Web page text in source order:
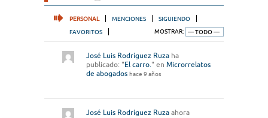
PERSONAL MENCIONES
SIGUIENDO
FAVORITOS
MOSTRAR:
José Luis Rodríguez Ruza ha
publicado: "El carro. " en Microrrelatos
de abogados hace 9 años
José Luis Rodríguez Ruza ahora